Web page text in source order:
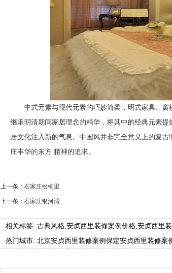
中式元素与现代元素的巧妙简柔，明式家具、窗
继承明清期间家居理念的精华，将其中的经典元素
居文化注入新的气息。中国风并非完全意义上的复
庄丰华的东方 精神的追求。
上一条： 石家庄松榆里
下一条： 石家庄银河湾
相关标签: 古典风格 安贞西里装修案例价格 安贞西里
热门城市: 北京安贞西里装修案例 保定安贞西里装修案